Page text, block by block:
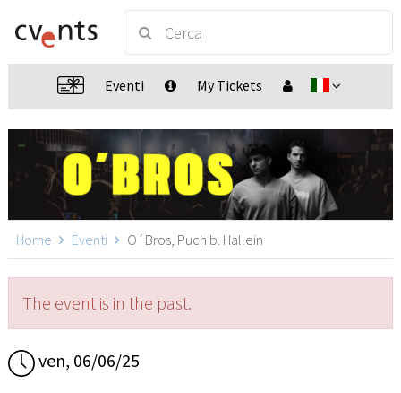
Eventi My Tickets
Home Eventi O´Bros, Puch b. Hallein
The event is in the past.
ven, 06/06/25